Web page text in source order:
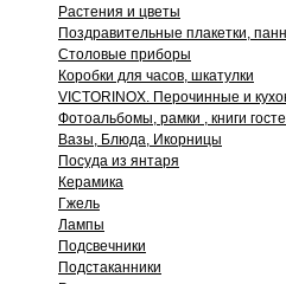
Растения и цветы
Поздравительные плакетки,
Столовые приборы
Коробки для часов, шкатулки
VICTORINOX. Перочинные и
Фотоальбомы, рамки , книги
Вазы, Блюда, Икорницы
Посуда из янтаря
Керамика
Гжель
Лампы
Подсвечники
Подстаканники